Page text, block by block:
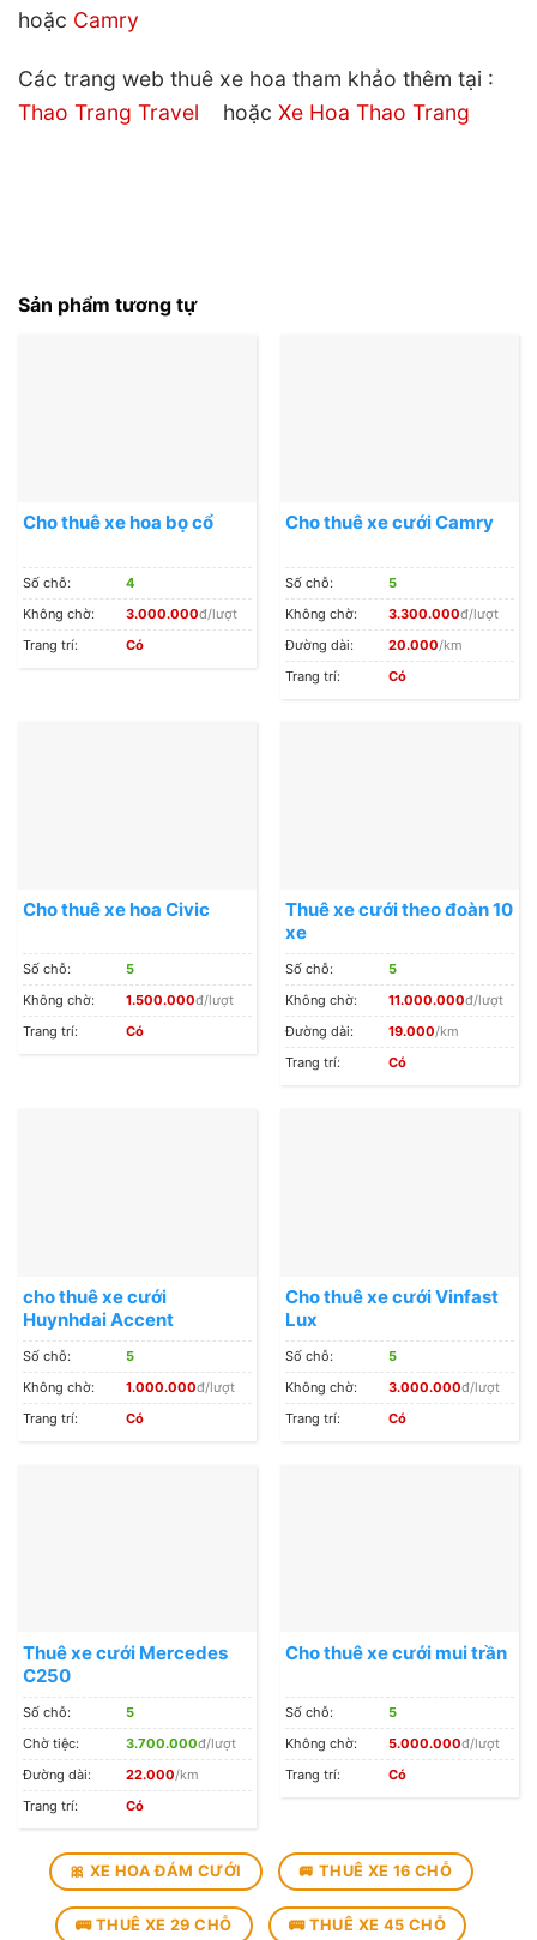
hoặc Camry
Các trang web thuê xe hoa tham khảo thêm tại :
Thao Trang Travel
hoặc Xe Hoa Thao Trang
Sản phẩm tương tự
Cho thuê xe hoa bọ cổ
Số chỗ:
4
Không chờ:
3.000.000đ/lượt
Trang trí:
Có
Cho thuê xe cưới Camry
Số chỗ:
5
Không chờ:
3.300.000đ/lượt
Đường dài:
20.000/km
Trang trí:
Có
Cho thuê xe hoa Civic
Số chỗ:
5
Không chờ:
1.500.000đ/lượt
Trang trí:
Có
Thuê xe cưới theo đoàn 10
xe
Số chỗ:
5
Không chờ:
11.000.000đ/lượt
Đường dài:
19.000/km
Trang trí:
Có
cho thuê xe cưới
Huynhdai Accent
Số chỗ:
5
Không chờ:
1.000.000đ/lượt
Trang trí:
Có
Cho thuê xe cưới Vinfast
Lux
Số chỗ:
5
Không chờ:
3.000.000đ/lượt
Trang trí:
Có
Thuê xe cưới Mercedes
C250
Số chỗ:
5
Chờ tiệc:
3.700.000đ/lượt
Đường dài:
22.000/km
Trang trí:
Có
Cho thuê xe cưới mui trần
Số chỗ:
5
Không chờ:
5.000.000đ/lượt
Trang trí:
Có
🎀 XE HOA ĐÁM CƯỚI 🚐 THUÊ XE 16 CHỖ
🚌 THUÊ XE 29 CHỖ 🚌 THUÊ XE 45 CHỖ